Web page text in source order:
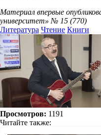
Материал впервые
университет» № 15 (770)
Литература Чтение Книги
Просмотров: 1191
Читайте также: